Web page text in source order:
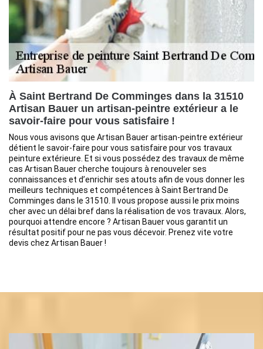
À Saint Bertrand De Comminges dans la 31510
Artisan Bauer un artisan-peintre extérieur a le
savoir-faire pour vous satisfaire !
Nous vous avisons que Artisan Bauer artisan-peintre extérieur
détient le savoir-faire pour vous satisfaire pour vos travaux
peinture extérieure. Et si vous possédez des travaux de même
cas Artisan Bauer cherche toujours à renouveler ses
connaissances et d’enrichir ses atouts afin de vous donner les
meilleurs techniques et compétences à Saint Bertrand De
Comminges dans le 31510. Il vous propose aussi le prix moins
cher avec un délai bref dans la réalisation de vos travaux. Alors,
pourquoi attendre encore ? Artisan Bauer vous garantit un
résultat positif pour ne pas vous décevoir. Prenez vite votre
devis chez Artisan Bauer !